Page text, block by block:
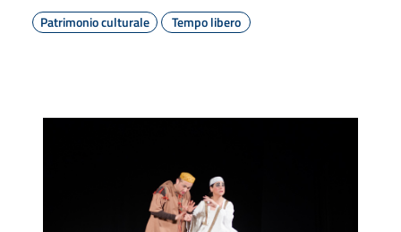
Patrimonio culturale
Tempo libero